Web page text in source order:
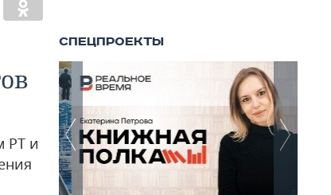
РТ и